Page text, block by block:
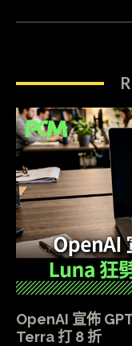
OpenAI 宣佈
Terra 打 8 折